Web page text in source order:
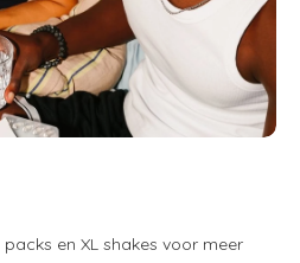
en XL shakes voor meer